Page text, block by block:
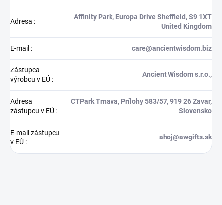
Adresa :
Affinity Park, Europa Drive Sheffield, S9 1XT
United Kingdom
E-mail : care@ancientwisdom.biz
Zástupca
výrobcu v EÚ :
Ancient Wisdom s.r.o.,
Adresa
zástupcu v EÚ :
CTPark Trnava, Prílohy 583/57, 919 26 Zavar,
Slovensko
E-mail zástupcu
v EÚ :
ahoj@awgifts.sk